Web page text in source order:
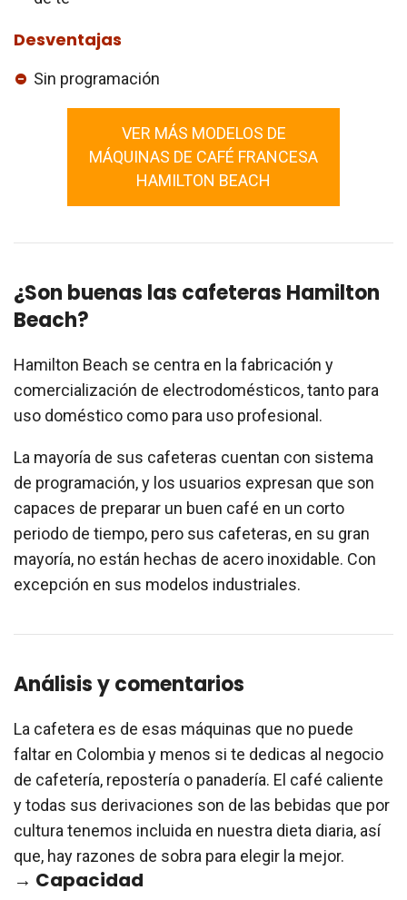
Desventajas
Sin programación
VER MÁS MODELOS DE
MÁQUINAS DE CAFÉ FRANCESA
HAMILTON BEACH
¿Son buenas las cafeteras Hamilton
Beach?
Hamilton Beach se centra en la fabricación y
comercialización de electrodomésticos, tanto para
uso doméstico como para uso profesional.
La mayoría de sus cafeteras cuentan con sistema
de programación, y los usuarios expresan que son
capaces de preparar un buen café en un corto
periodo de tiempo, pero sus cafeteras, en su gran
mayoría, no están hechas de acero inoxidable. Con
excepción en sus modelos industriales.
Análisis y comentarios
La cafetera es de esas máquinas que no puede
faltar en Colombia y menos si te dedicas al negocio
de cafetería, repostería o panadería. El café caliente
y todas sus derivaciones son de las bebidas que por
cultura tenemos incluida en nuestra dieta diaria, así
que, hay razones de sobra para elegir la mejor.
→ Capacidad